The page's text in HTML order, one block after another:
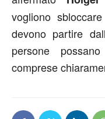
vogliono
devono partire
persone
comprese